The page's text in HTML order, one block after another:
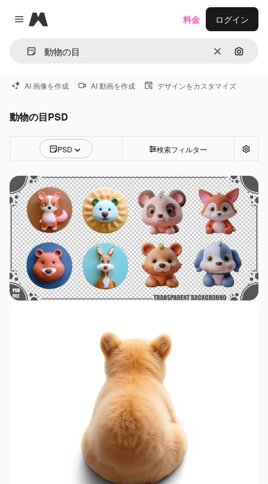
Close menu
Magnific
消去 画像で
料金 ログイン
AI 画像を作成 AI 動画を作成 デザインをカスタマイズ
動物の目PSD
PSD 検索フィルター